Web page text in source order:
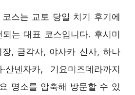
스는 교토 당일 치기 후기에
는 대표 코스입니다. 후시미
, 금각사, 야사카 신사, 하나
산넨자카, 기요미즈데라까지
명소를 압축해 방문할 수 있